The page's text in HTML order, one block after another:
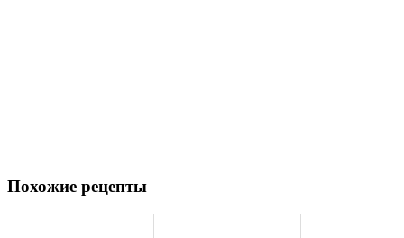
Похожие рецепты